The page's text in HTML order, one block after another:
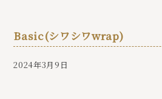
Basic(シワシワwrap)
2024年3月9日